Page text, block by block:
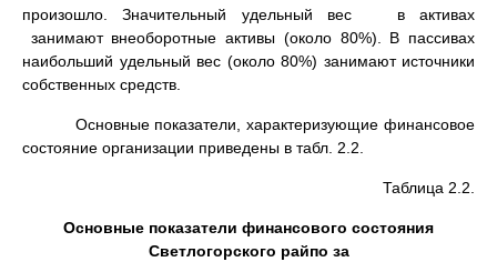
произошло. Значительный удельный вес в активах
занимают внеоборотные активы (около 80%). В пассивах
наибольший удельный вес (около 80%) занимают источники
собственных средств.
Основные показатели, характеризующие финансовое
состояние организации приведены в табл. 2.2.
Таблица 2.2.
Основные показатели финансового состояния
Светлогорского райпо за